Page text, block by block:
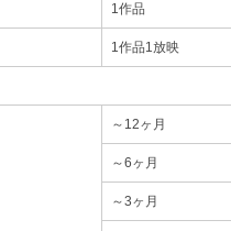
1作品
1作品1放映
～12ヶ月
～6ヶ月
～3ヶ月